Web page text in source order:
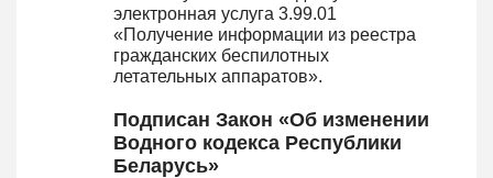
электронная услуга 3.99.01
«Получение информации из реестра
гражданских беспилотных
летательных аппаратов».
Подписан Закон «Об изменении
Водного кодекса Республики
Беларусь»